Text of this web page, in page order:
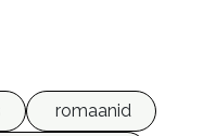
romaanid